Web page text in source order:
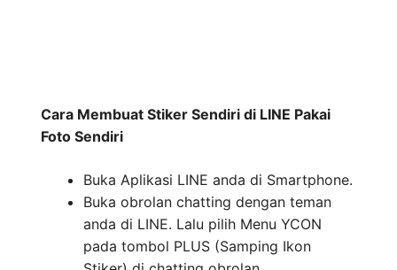
Cara Membuat Stiker Sendiri di LINE Pakai
Foto Sendiri
Buka Aplikasi LINE anda di Smartphone.
Buka obrolan chatting dengan teman
anda di LINE. Lalu pilih Menu YCON
pada tombol PLUS (Samping Ikon